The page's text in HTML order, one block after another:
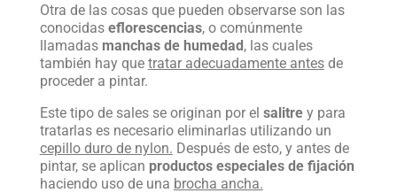
Otra de las cosas que pueden observarse son las
conocidas eflorescencias, o comúnmente
llamadas manchas de humedad, las cuales
también hay que tratar adecuadamente antesde
proceder a pintar.
Este tipo de sales se originan por el salitrey para
tratarlas es necesario eliminarlas utilizando un
cepillo duro de nylon. Después de esto, y antes de
pintar, se aplican productos especiales de fijación
haciendo uso de una brocha ancha.